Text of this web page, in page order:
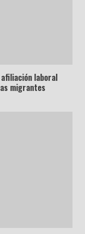
laboral
migrantes